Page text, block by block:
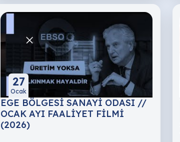
27
Ocak
EGE BÖLGESİ SANAYİ ODASI //
OCAK AYI FAALİYET FİLMİ
(2026)